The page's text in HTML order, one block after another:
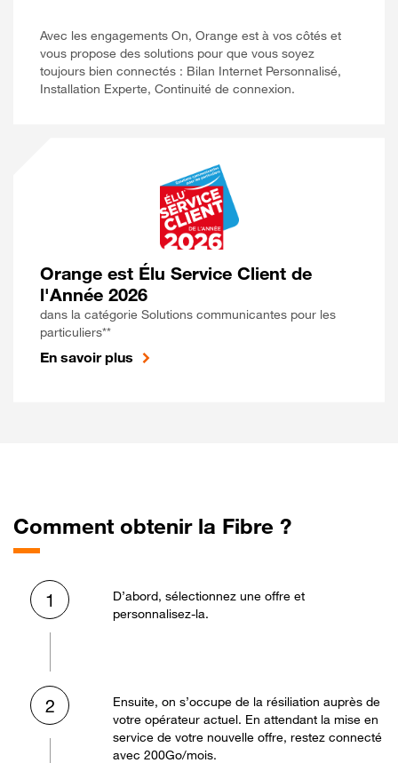
Avec les engagements On, Orange est à vos côtés et
vous propose des solutions pour que vous soyez
toujours bien connectés : Bilan Internet Personnalisé,
Installation Experte, Continuité de connexion.
Orange est Élu Service Client de
l'Année 2026
dans la catégorie Solutions communicantes pour les
particuliers**
En savoir plus
Comment obtenir la Fibre ?
1
D’abord, sélectionnez une offre et
personnalisez-la.
2
Ensuite, on s’occupe de la résiliation auprès de
votre opérateur actuel. En attendant la mise en
service de votre nouvelle offre, restez connecté
avec 200Go/mois.